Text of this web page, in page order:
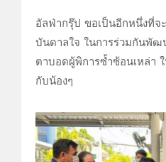
อัลฟ่ากรุ๊ป ขอเป็นอีกหนึ่งที่จ
บันดาลใจ ในการร่วมกันพั
ตาบอดผู้พิการซ้ำซ้อนเหล่า
กับน้องๆ